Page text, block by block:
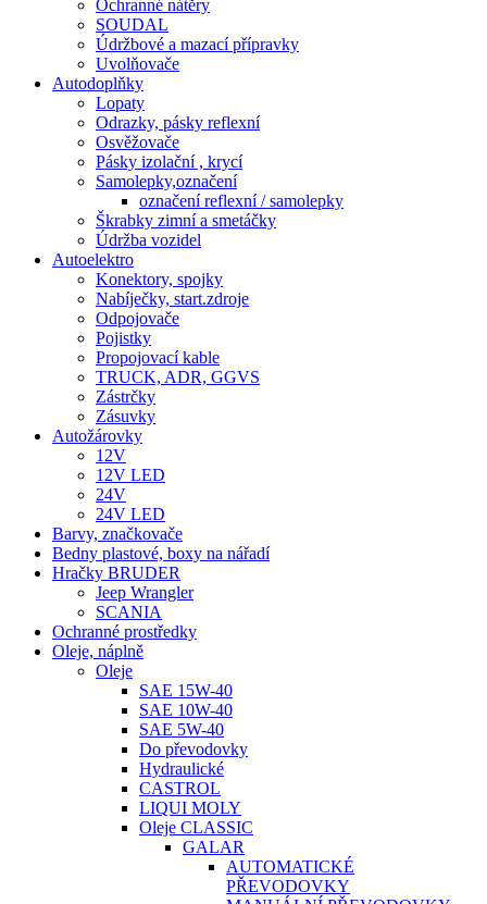
Ochranné nátěry
SOUDAL
Údržbové a mazací přípravky
Uvolňovače
Autodoplňky
Lopaty
Odrazky, pásky reflexní
Osvěžovače
Pásky izolační , krycí
Samolepky,označení
označení reflexní / samolepky
Škrabky zimní a smetáčky
Údržba vozidel
Autoelektro
Konektory, spojky
Nabíječky, start.zdroje
Odpojovače
Pojistky
Propojovací kable
TRUCK, ADR, GGVS
Zástrčky
Zásuvky
Autožárovky
12V
12V LED
24V
24V LED
Barvy, značkovače
Bedny plastové, boxy na nářadí
Hračky BRUDER
Jeep Wrangler
SCANIA
Ochranné prostředky
Oleje, náplně
Oleje
SAE 15W-40
SAE 10W-40
SAE 5W-40
Do převodovky
Hydraulické
CASTROL
LIQUI MOLY
Oleje CLASSIC
GALAR
AUTOMATICKÉ
PŘEVODOVKY